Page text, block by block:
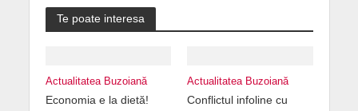
Te poate interesa
Actualitatea Buzoiană
Economia e la dietă!
Actualitatea Buzoiană
Conflictul infoline cu